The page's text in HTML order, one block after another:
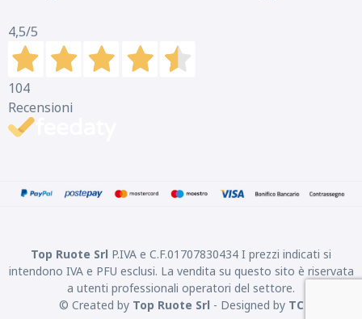
4,5/5
104
Recensioni
Top Ruote Srl P.IVA e C.F.01707830434 I prezzi indicati si
intendono IVA e PFU esclusi. La vendita su questo sito è riservata
a utenti professionali operatori del settore.
© Created by Top Ruote Srl - Designed by TC